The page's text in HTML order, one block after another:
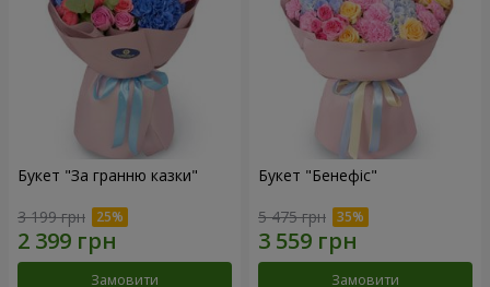
Букет "За гранню казки"
3 199 грн
Замовити
Букет "Бенефіс"
5 475 грн
Замовити